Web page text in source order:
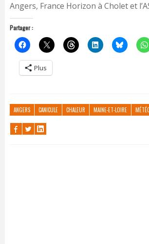
Angers, France Horizon à Cholet et
Partager :
Plus
ANGERS CANICULE CHALEUR MAINE-ET-LOIRE